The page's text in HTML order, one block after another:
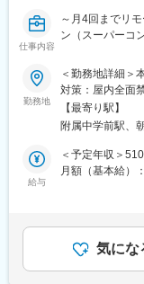
・高多層基板プ
◎当社はプリン
証まで全工程を
◎生成AIの普及
どに伴い、電子
世界中で急増し
い、開発体制や
◎DFMでは、
◎また、Perlな
し、業務改善に
◎「設計から製
仕事内容
～月4回までリ
ン（スーパーコ
板製造部門が前
■業務内容：
事業企画部にお
します。
事業活動におけ
ポジションです
アにします。
・企画・推進／
します。
勤務地
＜勤務地詳細＞
対策：屋内全面
ワーク含む）
【最寄り駅】
附属中学前駅、
給与
＜予定年収＞
月額（基本給）
目安の金額であ
給(月額)は固定
気にな